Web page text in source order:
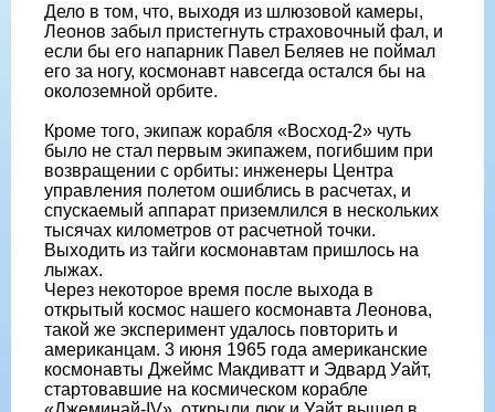
Дело в том, что, выходя из шлюзовой камеры,
Леонов забыл пристегнуть страховочный фал, и
если бы его напарник Павел Беляев не поймал
его за ногу, космонавт навсегда остался бы на
околоземной орбите.
Кроме того, экипаж корабля «Восход-2» чуть
было не стал первым экипажем, погибшим при
возвращении с орбиты: инженеры Центра
управления полетом ошиблись в расчетах, и
спускаемый аппарат приземлился в нескольких
тысячах километров от расчетной точки.
Выходить из тайги космонавтам пришлось на
лыжах.
Через некоторое время после выхода в
открытый космос нашего космонавта Леонова,
такой же эксперимент удалось повторить и
американцам. 3 июня 1965 года американские
космонавты Джеймс Макдиватт и Эдвард Уайт,
стартовавшие на космическом корабле